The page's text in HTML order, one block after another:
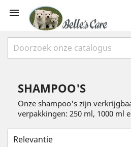

SHAMPOO'S
Onze shampoo's zijn
verpakkingen: 250 ml, 1000 ml
Relevantie